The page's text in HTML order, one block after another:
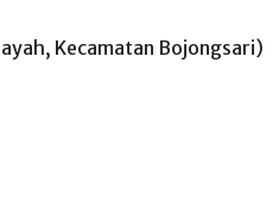
Kecamatan Bojongsari)